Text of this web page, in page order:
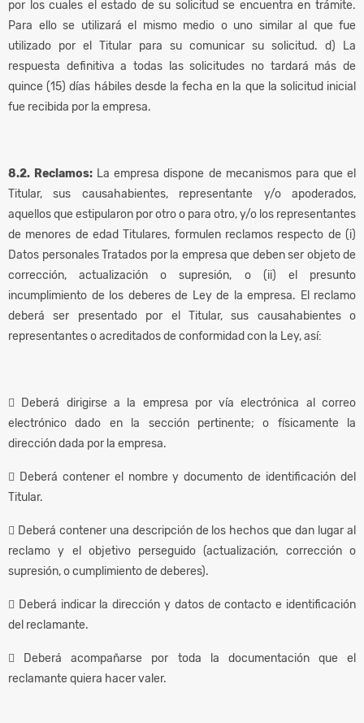
por los cuales el estado de su solicitud se encuentra en trámite.
Para ello se utilizará el mismo medio o uno similar al que fue
utilizado por el Titular para su comunicar su solicitud. d) La
respuesta definitiva a todas las solicitudes no tardará más de
quince (15) días hábiles desde la fecha en la que la solicitud inicial
fue recibida por la empresa.
8.2. Reclamos: La empresa dispone de mecanismos para que el
Titular, sus causahabientes, representante y/o apoderados,
aquellos que estipularon por otro o para otro, y/o los representantes
de menores de edad Titulares, formulen reclamos respecto de (i)
Datos personales Tratados por la empresa que deben ser objeto de
corrección, actualización o supresión, o (ii) el presunto
incumplimiento de los deberes de Ley de la empresa. El reclamo
deberá ser presentado por el Titular, sus causahabientes o
representantes o acreditados de conformidad con la Ley, así:
 Deberá dirigirse a la empresa por vía electrónica al correo
electrónico dado en la sección pertinente; o físicamente la
dirección dada por la empresa.
 Deberá contener el nombre y documento de identificación del
Titular.
 Deberá contener una descripción de los hechos que dan lugar al
reclamo y el objetivo perseguido (actualización, corrección o
supresión, o cumplimiento de deberes).
 Deberá indicar la dirección y datos de contacto e identificación
del reclamante.
 Deberá acompañarse por toda la documentación que el
reclamante quiera hacer valer.